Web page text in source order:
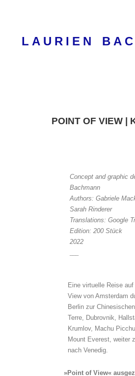
LAURIEN
POINT OF VIEW |
Concept and graphic
Bachmann
Authors: Gabriele
Sarah Rinderer
Translations: Google
Edition: 200 Stück
2022
Eine virtuelle Reise
View von Amsterdam
Berlin zur
Terre, Dubrovnik,
Krumlov, Machu
Mount Everest, weiter
nach Venedig.
»Point of View«